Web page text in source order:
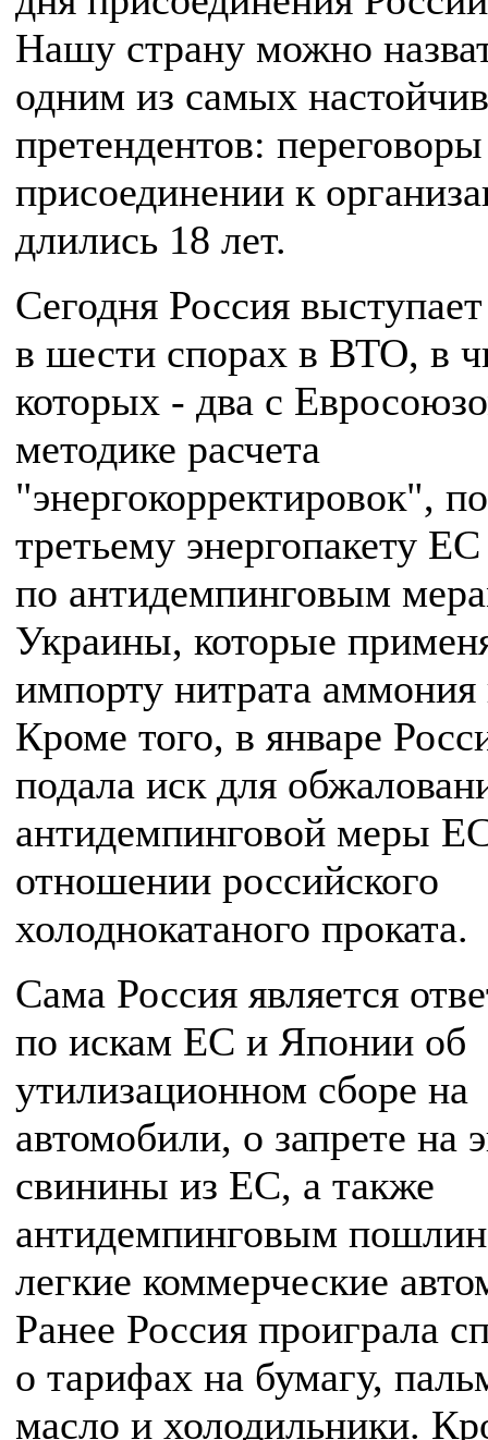
Нашу страну можно
одним из самых
претендентов:
присоединении к
длились 18 лет.
Сегодня Россия
в шести спорах в ВТО, в
которых - два с
методике расчета
"энергокорректировок", по
третьему энергопакету
по антидемпинговым
Украины, которые
импорту нитрата
Кроме того, в январе
подала иск для
антидемпинговой меры
отношении российского
холоднокатаного проката.
Сама Россия является
по искам ЕС и Японии об
утилизационном сборе на
автомобили, о запрете на
свинины из ЕС, а также
антидемпинговым
легкие коммерческие
Ранее Россия проиграла
о тарифах на бумагу,
масло и холодильники.